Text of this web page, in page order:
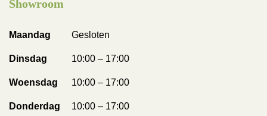
Showroom
Maandag Gesloten
Dinsdag 10:00 – 17:00
Woensdag 10:00 – 17:00
Donderdag 10:00 – 17:00